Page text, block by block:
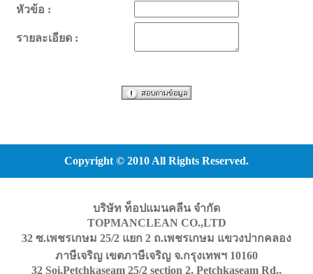
หัวข้อ :
รายละเอียด :
Copyright © 2010 All Rights Reserved.
บริษัท ท็อปแมนคลีน จำกัด
TOPMANCLEAN CO.,LTD
32 ซ.เพชรเกษม 25/2 แยก 2 ถ.เพชรเกษม แขวงปากคลอง
ภาษีเจริญ เขตภาษีเจริญ จ.กรุงเทพฯ 10160
32 Soi.Petchkaseam 25/2 section 2, Petchkaseam Rd.,